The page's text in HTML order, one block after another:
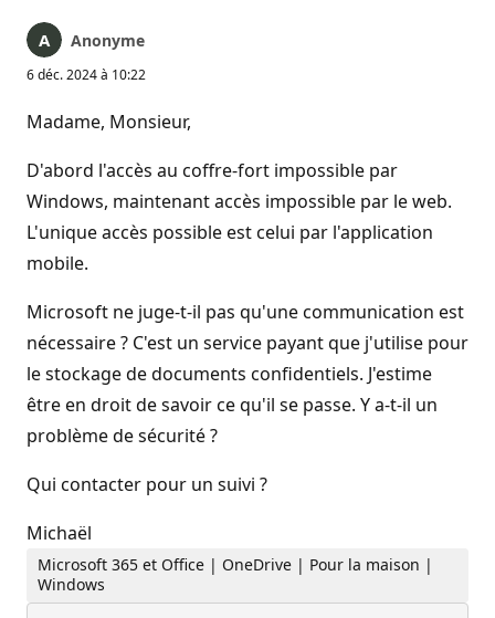
Anonyme
6 déc. 2024 à 10:22
Madame, Monsieur,
D'abord l'accès au coffre-fort impossible par
Windows, maintenant accès impossible par le web.
L'unique accès possible est celui par l'application
mobile.
Microsoft ne juge-t-il pas qu'une communication est
nécessaire ? C'est un service payant que j'utilise pour
le stockage de documents confidentiels. J'estime
être en droit de savoir ce qu'il se passe. Y a-t-il un
problème de sécurité ?
Qui contacter pour un suivi ?
Michaël
Microsoft 365 et Office | OneDrive | Pour la maison |
Windows